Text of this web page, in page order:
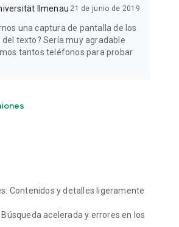
Ilmenau 21 de junio de 2019
una captura de pantalla de los
texto? Sería muy agradable
tantos teléfonos para probar
Contenidos y detalles ligeramente
acelerada y errores en los